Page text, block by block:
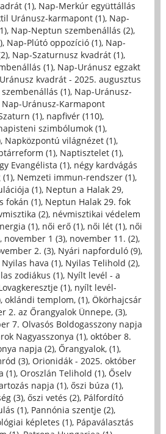
(1), Nap-Merkúr együttállás
Uránusz-karmapont (1), Nap-
, Nap-Neptun szembenállás (2),
, Nap-Plútó oppozíció (1), Nap-
, Nap-Szaturnusz kvadrát (1),
(1), Nap-Uránusz egzakt
kvadrát - 2025. augusztus
(1), Nap-Uránusz-
Nap-Uránusz-Karmapont
(1), napfivér (110),
szimbólumok (1),
, Napközpontú világnézet (1),
(1), Naptisztelet (1),
Evangélista (1), négy kardvágás
, Nemzeti immun-rendszer (1),
(1), Neptun a Halak 29,
fokán (1), Neptun Halak 29. fok
(2), névmisztikai védelem
(1), női erő (1), női lét (1), női
, november 1 (3), november 11. (2),
2. (3), Nyári napforduló (9),
Nyilas hava (1), Nyilas Telihold (2),
zodiákus (1), Nyílt levél - a
(1), nyílt levél-
, oklándi templom, (1), Ökörhajcsár
2. az Őrangyalok Ünnepe, (3),
7. Olvasós Boldogasszony napja
Nagyasszonya (1), október 8.
napja (2), Őrangyalok, (1),
(3), Orionidák - 2025. október
(1), Oroszlán Telihold (1), Őselv
napja (1), őszi búza (1),
(3), őszi vetés (2), Pálfordító
(1), Pannónia szentje (2),
képletes (1), Pápaválasztás